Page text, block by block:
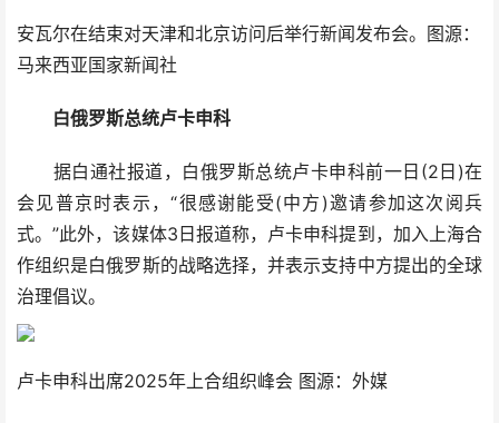
安瓦尔在结束对天津和北京访问后举行新闻发布会。图源：
马来西亚国家新闻社
白俄罗斯总统卢卡申科
据白通社报道，白俄罗斯总统卢卡申科前一日(2日)在
会见普京时表示，“很感谢能受(中方)邀请参加这次阅兵
式。”此外，该媒体3日报道称，卢卡申科提到，加入上海合
作组织是白俄罗斯的战略选择，并表示支持中方提出的全球
治理倡议。
卢卡申科出席2025年上合组织峰会 图源：外媒